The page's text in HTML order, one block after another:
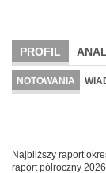
PROFIL
WYCENA BR
NOTOWANIA
Najbliższy raport
raport półroczny